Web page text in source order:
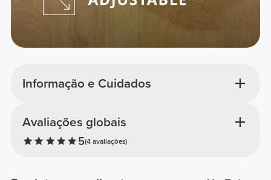
Informação e Cuidados
Avaliações globais
5(4 avaliações)